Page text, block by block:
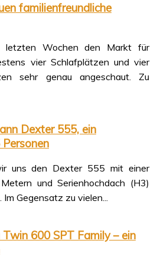
familienfreundliche
Wochen den Markt für
vier Schlafplätzen und vier
sehr genau angeschaut. Zu
Dexter 555, ein
uns den Dexter 555 mit einer
und Serienhochdach (H3)
Gegensatz zu vielen...
600 SPT Family – ein